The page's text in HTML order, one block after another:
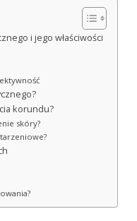
i jego właściwości
korundu?
skóry?